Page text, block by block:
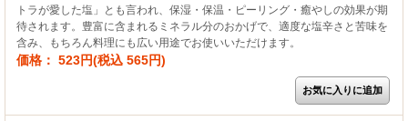
トラが愛した塩」とも言われ、保湿・保温・ピーリング・癒やしの効果が期
待されます。豊富に含まれるミネラル分のおかげで、適度な塩辛さと苦味を
含み、もちろん料理にも広い用途でお使いいただけます。
価格： 523円(税込 565円)